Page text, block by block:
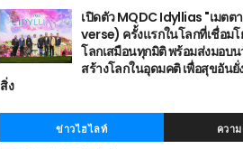
เปิดตัว MQDC Idyllias "เมต
verse) ครั้งแรกในโลกที่เชื่อมโ
โลกเสมือนทุกมิติ พร้อมส่งมอบ
สร้างโลกในอุดมคติ เพื่อสุขอัน
สิ่ง
ข่าวไฮไลท์ ควา